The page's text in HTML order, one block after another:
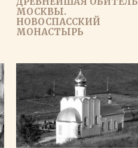
МОСКВЫ.
НОВОСПАССКИЙ
МОНАСТЫРЬ